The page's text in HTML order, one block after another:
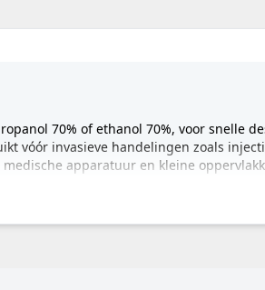
70% of ethanol 70%, voor snelle
vóór invasieve handelingen zoals
apparatuur en kleine